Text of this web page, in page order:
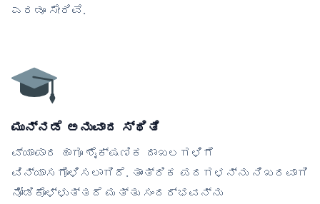
ಎರಡೂ ಸೇರಿವೆ.
ಮುನ್ನಡೆ ಅನುವಾದ ಸ್ಥಿತಿ
ವ್ಯಾಪಾರ ಹಾಗೂ ಶೈಕ್ಷಣಿಕ ದಾಖಲಗಳಿಗೆ
ವಿನ್ಯಾಸಗೊಳಿಸಲಾಗಿದೆ. ತಾಂತ್ರಿಕ ಪದಗಳನ್ನು ನಿಖರವಾಗಿ
ನೋಡಿಕೊಳ್ಳುತ್ತದೆ ಮತ್ತು ಸಂದರ್ಭವನ್ನು